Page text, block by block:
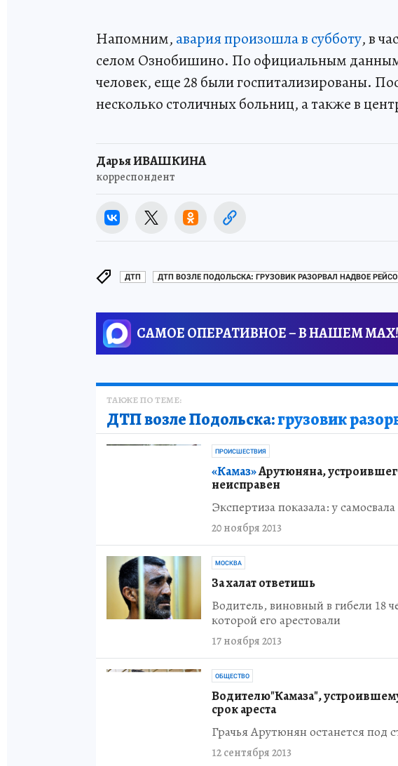
Напомним, авария произошла в субботу, в
селом Ознобишино. По официальным
человек, еще 28 были госпитализированы.
несколько столичных больниц, а также в
Дарья ИВАШКИНА
корреспондент
ДТП ДТП ВОЗЛЕ ПОДОЛЬСКА: ГРУЗОВИК РАЗОРВАЛ НАДВОЕ
САМОЕ ОПЕРАТИВНОЕ – В НАШЕМ MAX!
ТАКЖЕ ПО ТЕМЕ:
ДТП возле Подольска:грузовик
ПРОИСШЕСТВИЯ
«Камаз»Арутюняна,
неисправен
Экспертиза показала: у
20 ноября 2013
МОСКВА
За халат ответишь
Водитель, виновный в гибели 18
которой его арестовали
17 ноября 2013
ОБЩЕСТВО
Водителю"Камаза",
срок ареста
Грачья Арутюнян останется под
12 сентября 2013